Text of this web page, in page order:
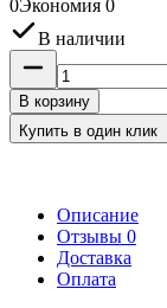
0Экономия 0
В наличии
В корзину
Купить в один клик
Описание
Отзывы 0
Доставка
Оплата